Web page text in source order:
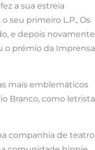
a sua estreia
seu primeiro L.P., Os
e depois novamente
o prémio da Imprensa
mais emblemáticos
Branco, como letrista
companhia de teatro